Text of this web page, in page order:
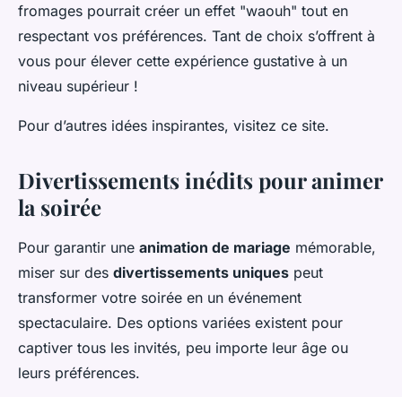
fromages pourrait créer un effet "waouh" tout en
respectant vos préférences. Tant de choix s’offrent à
vous pour élever cette expérience gustative à un
niveau supérieur !
Pour d’autres idées inspirantes, visitez ce site.
Divertissements inédits pour animer
la soirée
Pour garantir une animation de mariage mémorable,
miser sur des divertissements uniques peut
transformer votre soirée en un événement
spectaculaire. Des options variées existent pour
captiver tous les invités, peu importe leur âge ou
leurs préférences.